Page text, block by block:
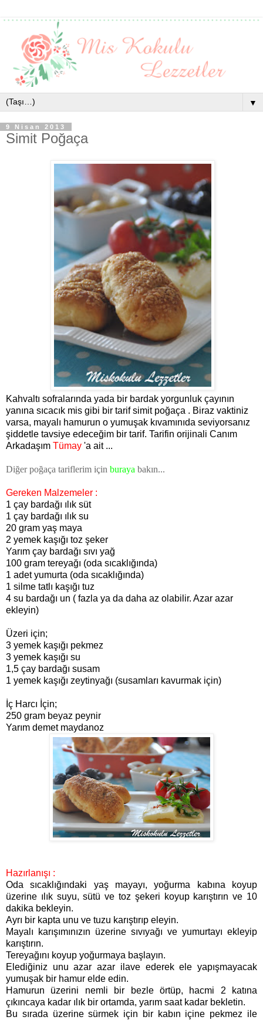
▼
9 Nisan 2013
Simit Poğaça
Kahvaltı sofralarında yada bir bardak yorgunluk çayının
yanına sıcacık mis gibi bir tarif simit poğaça . Biraz vaktiniz
varsa, mayalı hamurun o yumuşak kıvamınıda seviyorsanız
şiddetle tavsiye edeceğim bir tarif. Tarifin orijinali Canım
Arkadaşım Tümay 'a ait ...
Diğer poğaça tariflerim için buraya bakın...
Gereken Malzemeler :
1 çay bardağı ılık süt
1 çay bardağı ılık su
20 gram yaş maya
2 yemek kaşığı toz şeker
Yarım çay bardağı sıvı yağ
100 gram tereyağı (oda sıcaklığında)
1 adet yumurta (oda sıcaklığında)
1 silme tatlı kaşığı tuz
4 su bardağı un ( fazla ya da daha az olabilir. Azar azar
ekleyin)
Üzeri için;
3 yemek kaşığı pekmez
3 yemek kaşığı su
1,5 çay bardağı susam
1 yemek kaşığı zeytinyağı (susamları kavurmak için)
İç Harcı İçin;
250 gram beyaz peynir
Yarım demet maydanoz
Hazırlanışı :
Oda sıcaklığındaki yaş mayayı, yoğurma kabına koyup
üzerine ılık suyu, sütü ve toz şekeri koyup karıştırın ve 10
dakika bekleyin.
Ayrı bir kapta unu ve tuzu karıştırıp eleyin.
Mayalı karışımınızın üzerine sıvıyağı ve yumurtayı ekleyip
karıştırın.
Tereyağını koyup yoğurmaya başlayın.
Elediğiniz unu azar azar ilave ederek ele yapışmayacak
yumuşak bir hamur elde edin.
Hamurun üzerini nemli bir bezle örtüp, hacmi 2 katına
çıkıncaya kadar ılık bir ortamda, yarım saat kadar bekletin.
Bu sırada üzerine sürmek için bir kabın içine pekmez ile